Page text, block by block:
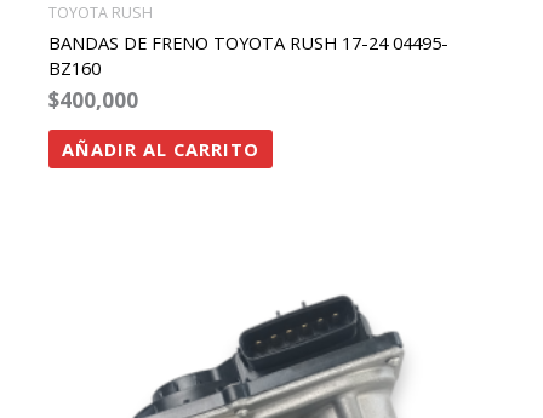
TOYOTA RUSH
BANDAS DE FRENO TOYOTA RUSH 17-24 04495-
BZ160
$400,000
AÑADIR AL CARRITO